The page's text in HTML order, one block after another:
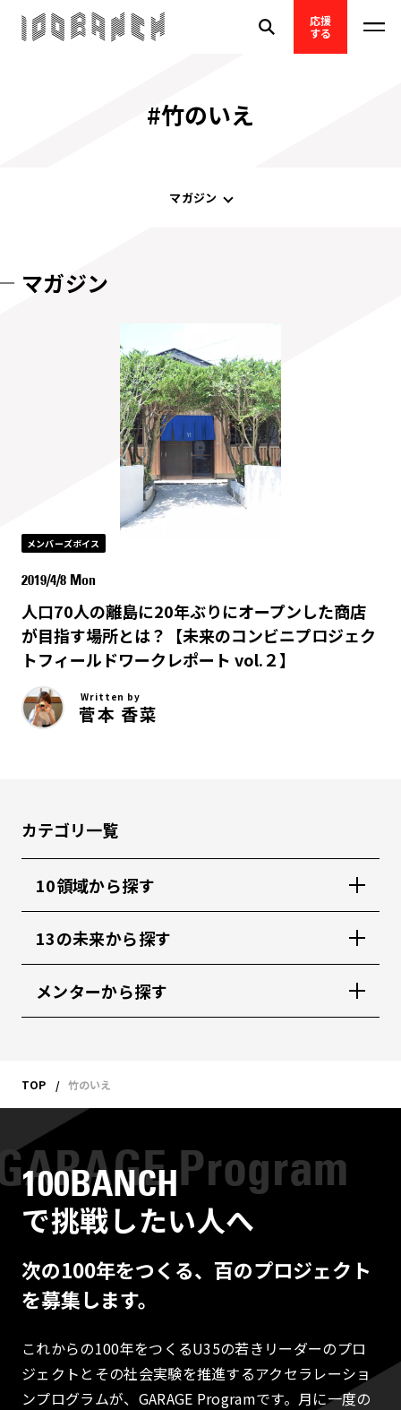
応援
する
#竹のいえ
マガジン
マガジン
メンバーズボイス
2019/4/8 Mon
人口70人の離島に20年ぶりにオープンした商店
が目指す場所とは？【未来のコンビニプロジェク
トフィールドワークレポート vol.２】
Written by
菅本 香菜
カテゴリ一覧
10領域から探す
13の未来から探す
メンターから探す
TOP 竹のいえ
100BANCH
で挑戦したい人へ
次の100年をつくる、百のプロジェクト
を募集します。
これからの100年をつくるU35の若きリーダーのプロ
ジェクトとその社会実験を推進するアクセラレーショ
ンプログラムが、GARAGE Programです。月に一度の